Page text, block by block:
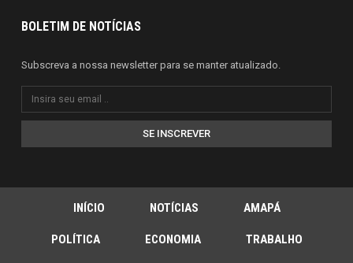
BOLETIM DE NOTÍCIAS
Subscreva a nossa newsletter para se manter atualizado.
SE INSCREVER
INÍCIO NOTÍCIAS AMAPÁ
POLÍTICA ECONOMIA TRABALHO